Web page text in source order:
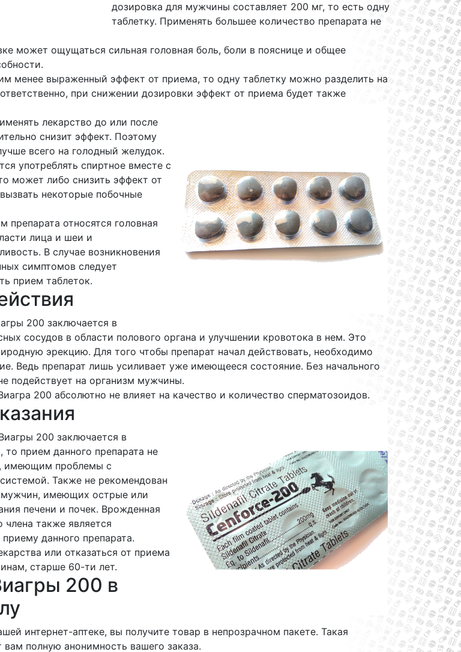
дозировка для мужчины составляет 200 мг, то есть одну
таблетку. Применять большее количество препарата не
может ощущаться сильная головная боль, боли в пояснице и общее
менее выраженный эффект от приема, то одну таблетку можно разделить на
при снижении дозировки эффект от приема будет также
лекарство до или после
снизит эффект. Поэтому
всего на голодный желудок.
употреблять спиртное вместе с
может либо снизить эффект от
некоторые побочные
препарата относятся головная
лица и шеи и
В случае возникновения
симптомов следует
прием таблеток.
200 заключается в
сосудов в области полового органа и улучшении кровотока в нем. Это
эрекцию. Для того чтобы препарат начал действовать, необходимо
Ведь препарат лишь усиливает уже имеющееся состояние. Без начального
подействует на организм мужчины.
200 абсолютно не влияет на качество и количество сперматозоидов.
200 заключается в
то прием данного препарата не
имеющим проблемы с
Также не рекомендован
мужчин, имеющих острые или
печени и почек. Врожденная
также является
данного препарата.
или отказаться от приема
старше 60-ти лет.
200 в
интернет-аптеке, вы получите товар в непрозрачном пакете. Такая
вам полную анонимность вашего заказа.